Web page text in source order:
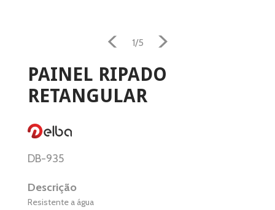
Home
Aquecimento
Salamandra
1/5
PAINEL RIPADO
RETANGULAR
DB-935
Descrição
Resistente a água